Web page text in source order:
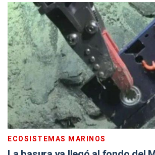
ECOSISTEMAS MARINOS